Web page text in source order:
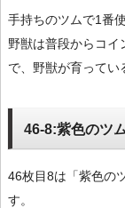
手持ちのツムで1番
野獣は普段からコ
で、野獣が育ってい
46-8:紫色のツ
46枚目8は「紫色の
す。